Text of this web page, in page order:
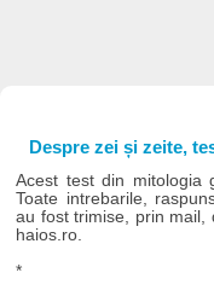
Despre zei și zeite,
Acest test din mitologia
Toate intrebarile,
au fost trimise, prin mail,
haios.ro.
*